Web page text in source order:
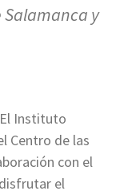
y
El Instituto
Centro de las
con el
el